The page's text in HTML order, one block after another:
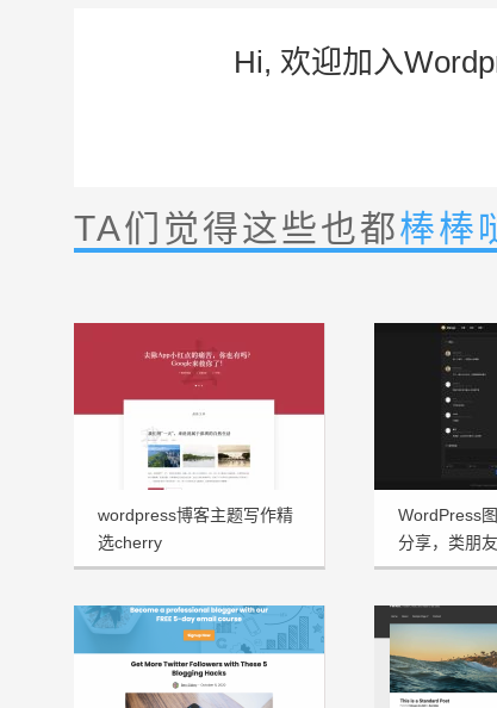
Hi, 欢迎加入
TA们觉得这些也都棒棒
wordpress博客主题写作精
选cherry
WordPress
分享，类朋